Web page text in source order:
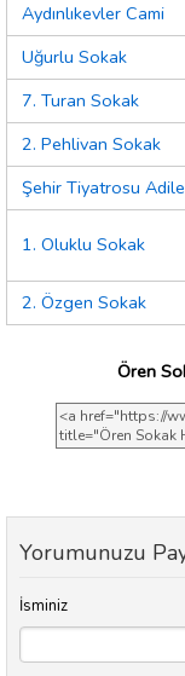
Aydınlıkevler Cami
Uğurlu Sokak
7. Turan Sokak
2. Pehlivan Sokak
Şehir Tiyatrosu
1. Oluklu Sokak
2. Özgen Sokak
Ören
Yorumunuzu
İsminiz